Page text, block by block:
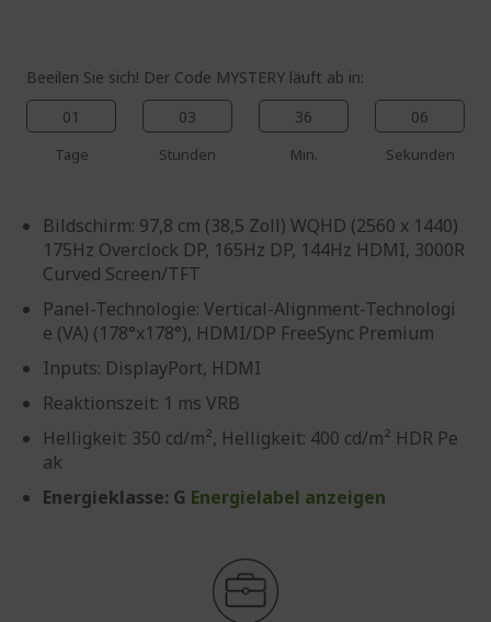
Beeilen Sie sich! Der Code MYSTERY läuft ab in:
01
Tage
03
Stunden
36
Min.
06
Sekunden
Bildschirm: 97,8 cm (38,5 Zoll) WQHD (2560 x 1440)
175Hz Overclock DP, 165Hz DP, 144Hz HDMI, 3000R
Curved Screen/TFT
Panel-Technologie: Vertical-Alignment-Technologi
e (VA) (178°x178°), HDMI/DP FreeSync Premium
Inputs: DisplayPort, HDMI
Reaktionszeit: 1 ms VRB
Helligkeit: 350 cd/m², Helligkeit: 400 cd/m² HDR Pe
ak
Energieklasse: G Energielabel anzeigen